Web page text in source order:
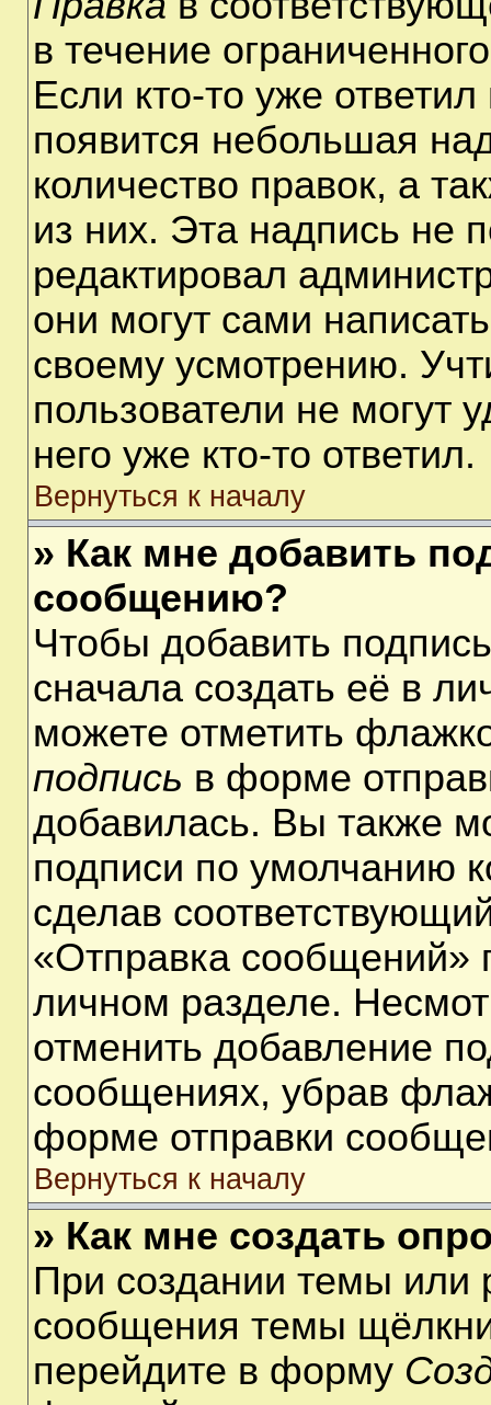
в течение
Если кто-то уже
появится небольшая
количество правок, а
из них. Эта надпись не
редактировал
они могут сами
своему усмотрению.
пользователи не могут
него уже кто-то ответил.
Вернуться к началу
» Как мне добавить
сообщению?
Чтобы добавить
сначала создать её в
можете отметить
подпись в форме
добавилась. Вы также
подписи по умолчанию
сделав
«Отправка сообщений»
личном разделе.
отменить добавление
сообщениях, убрав
форме отправки
Вернуться к началу
» Как мне создать
При создании темы или
сообщения темы
перейдите в форму